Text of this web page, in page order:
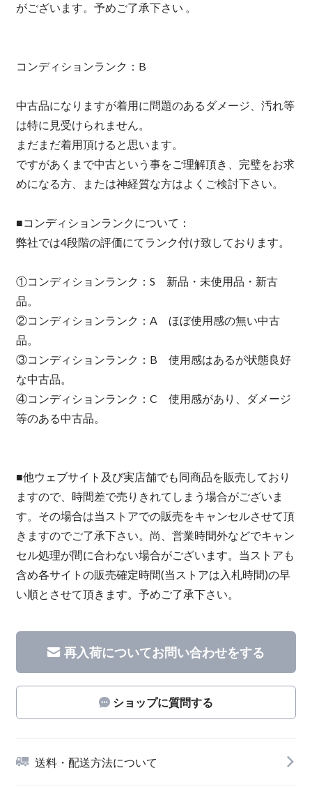
がございます。予めご了承下さい 。
コンディションランク：B
中古品になりますが着用に問題のあるダメージ、汚れ等
は特に見受けられません。
まだまだ着用頂けると思います。
ですがあくまで中古という事をご理解頂き、完璧をお求
めになる方、または神経質な方はよくご検討下さい。
■コンディションランクについて：
弊社では4段階の評価にてランク付け致しております。
①コンディションランク：S 新品・未使用品・新古
品。
②コンディションランク：A ほぼ使用感の無い中古
品。
③コンディションランク：B 使用感はあるが状態良好
な中古品。
④コンディションランク：C 使用感があり、ダメージ
等のある中古品。
■他ウェブサイト及び実店舗でも同商品を販売しており
ますので、時間差で売りきれてしまう場合がございま
す。その場合は当ストアでの販売をキャンセルさせて頂
きますのでご了承下さい。尚、営業時間外などでキャン
セル処理が間に合わない場合がございます。当ストアも
含め各サイトの販売確定時間(当ストアは入札時間)の早
い順とさせて頂きます。予めご了承下さい。
再入荷についてお問い合わせをする
ショップに質問する
送料・配送方法について